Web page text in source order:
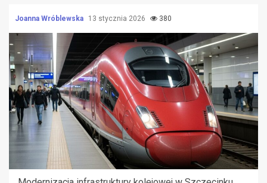
Joanna Wróblewska 13 stycznia 2026 380